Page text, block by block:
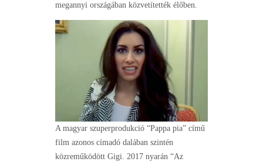
megannyi országában közvetítették élőben.
A magyar szuperprodukció “Pappa pia” című
film azonos címadó dalában szintén
közreműködött Gigi. 2017 nyarán “Az